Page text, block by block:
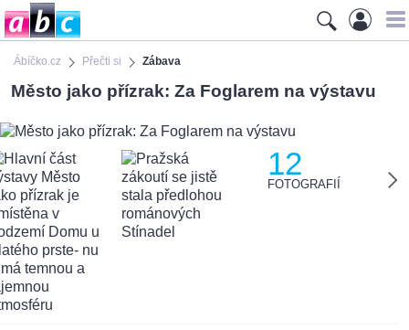
Ábíčko.cz Přečti si Zábava
Město jako přízrak: Za Foglarem na výstavu
12
FOTOGRAFIÍ